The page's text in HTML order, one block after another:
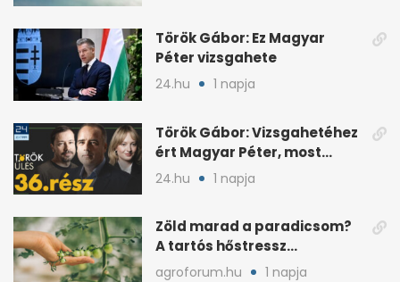
Török Gábor: Ez Magyar
Péter vizsgahete
24.hu 1 napja
Török Gábor: Vizsgahetéhez
ért Magyar Péter, most
minden róla szól
24.hu 1 napja
Zöld marad a paradicsom?
A tartós hőstressz
késleltetheti az érést
agroforum.hu 1 napja